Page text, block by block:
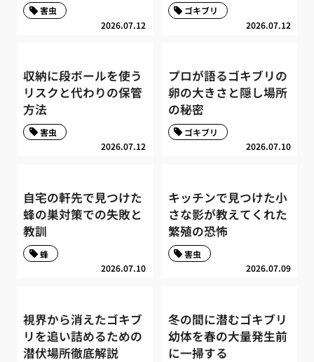
2026.07.12
害虫
2026.07.12
ゴキブリ
収納に段ボールを使う
リスクと代わりの保管
方法
2026.07.12
害虫
プロが語るゴキブリの
卵の大きさと隠し場所
の秘密
2026.07.10
ゴキブリ
自宅の軒先で見つけた
蜂の巣対策での失敗と
教訓
2026.07.10
蜂
キッチンで見つけた小
さな影が教えてくれた
繁殖の恐怖
2026.07.09
害虫
視界から消えたゴキブ
リを追い詰めるための
潜伏場所徹底解説
冬の間に潜むゴキブリ
幼体を春の大量発生前
に一掃する